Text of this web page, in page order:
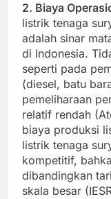
2. Biaya
listrik tenaga
adalah sinar
di Indonesia.
seperti pada
(diesel, batu
pemeliharaan
relatif rendah
biaya produksi
listrik tenaga
kompetitif,
dibandingkan
skala besar